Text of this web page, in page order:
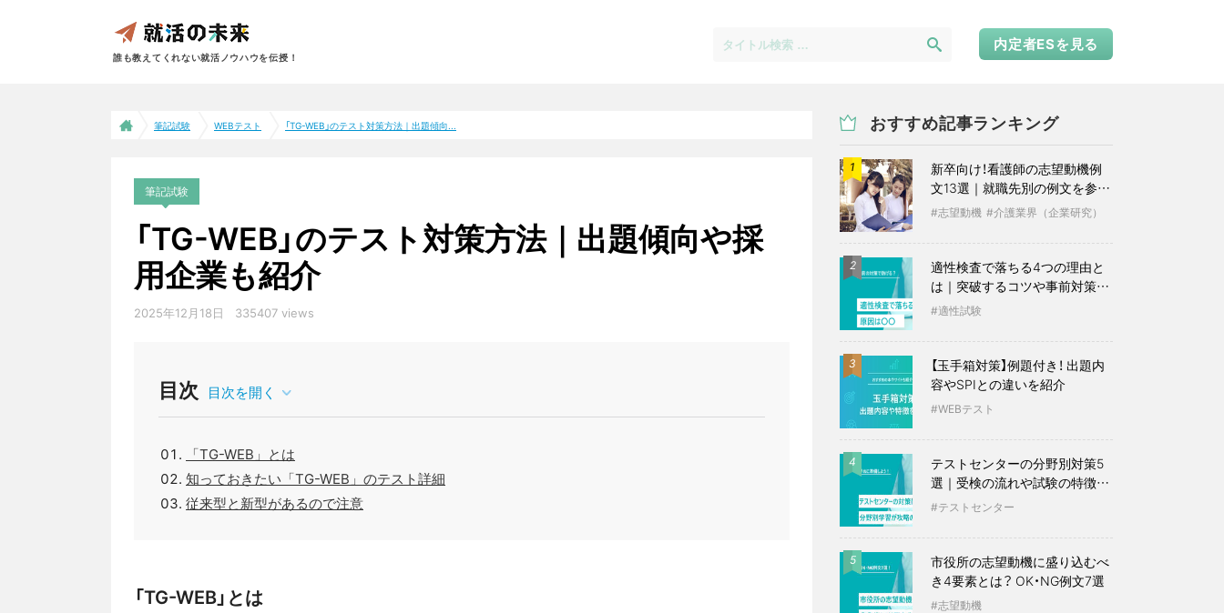
誰も教えてくれない就活ノウハウを伝授！
内定者ESを見る
筆記試験 WEBテスト 「TG-WEB」のテスト対策方法｜出題傾向...
筆記試験
「TG-WEB」のテスト対策方法｜出題傾向や採
用企業も紹介
2025年12月18日 335407 views
目次 目次を開く
「TG-WEB」とは
知っておきたい「TG-WEB」のテスト詳細
従来型と新型があるので注意
「TG-WEB」とは
おすすめ記事ランキング
1
新卒向け！看護師の志望動機例
文13選｜就職先別の例文を参考
に志望動機 介護業界（企業研究）
2
適性検査で落ちる4つの理由と
は｜突破するコツや事前対策も
紹介
適性試験
3
【玉手箱対策】例題付き！ 出題内
容やSPIとの違いを紹介
WEBテスト
4
テストセンターの分野別対策5
選｜受検の流れや試験の特徴も
紹介
テストセンター
5
市役所の志望動機に盛り込むべ
き4要素とは？ OK・NG例文7選
志望動機